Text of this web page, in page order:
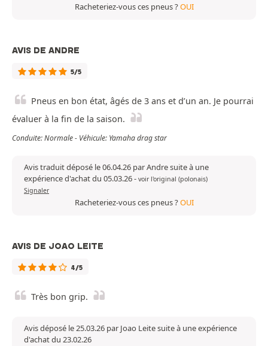
Racheteriez-vous ces pneus ?OUI
AVIS DE ANDRE
5/5
Pneus en bon état, âgés de 3 ans et d’un an. Je pourrai
évaluer à la fin de la saison.
Conduite: Normale - Véhicule: Yamaha drag star
Avis traduit déposé le 06.04.26 par Andre suite à une
expérience d'achat du 05.03.26- voir l'original (polonais)
Signaler
Racheteriez-vous ces pneus ?OUI
AVIS DE JOAO LEITE
4/5
Très bon grip.
Avis déposé le 25.03.26 par Joao Leite suite à une expérience
d'achat du 23.02.26